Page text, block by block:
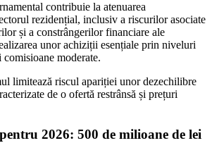
contribuie la atenuarea
rezidențial, inclusiv a riscurilor asociate
și a constrângerilor financiare ale
unor achiziții esențiale prin niveluri
moderate.
limitează riscul apariției unor dezechilibre
de o ofertă restrânsă și prețuri
2026: 500 de milioane de lei